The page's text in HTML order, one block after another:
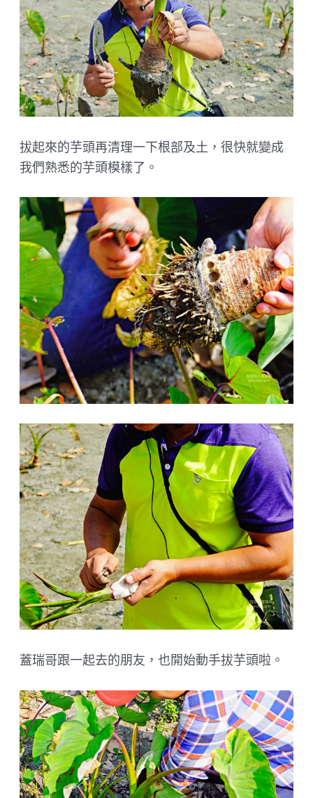
拔起來的芋頭再清理一下根部及土，很快就變成
我們熟悉的芋頭模樣了。
蓋瑞哥跟一起去的朋友，也開始動手拔芋頭啦。